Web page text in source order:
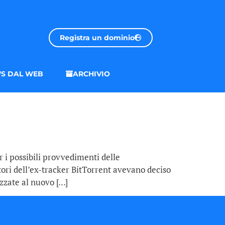
Registra un dominio
DAL WEB ARCHIVIO
i possibili provvedimenti delle
dell’ex-tracker BitTorrent avevano deciso
al nuovo […]